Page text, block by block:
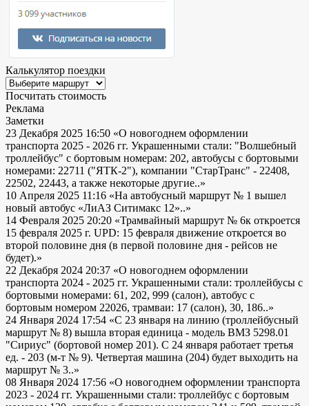
Калькулятор поездки
Посчитать стоимость
Реклама
Заметки
23 Декабря 2025 16:50 «О новогоднем оформлении
транспорта 2025 - 2026 гг. Украшенными стали: "Волшебный
троллейбус" с бортовым номерам: 202, автобусы с бортовыми
номерами: 22711 ("ЯТК-2"), компании "СтарТранс" - 22408,
22502, 22443, а также некоторые другие..»
10 Апреля 2025 11:16 «На автобусный маршрут № 1 вышел
новый автобус «ЛиАЗ Ситимакс 12»..»
14 Февраля 2025 20:20 «Трамвайный маршрут № 6к откроется
15 февраля 2025 г. UPD: 15 февраля движение откроется во
второй половине дня (в первой половине дня - рейсов не
будет).»
22 Декабря 2024 20:37 «О новогоднем оформлении
транспорта 2024 - 2025 гг. Украшенными стали: троллейбусы с
бортовыми номерами: 61, 202, 999 (салон), автобус с
бортовым номером 22026, трамваи: 17 (салон), 30, 186..»
24 Января 2024 17:54 «С 23 января на линию (троллейбусный
маршрут № 8) вышла вторая единица - модель ВМЗ 5298.01
"Сириус" (бортовой номер 201). С 24 января работает третья
ед. - 203 (м-т № 9). Четвертая машина (204) будет выходить на
маршрут № 3..»
08 Января 2024 17:56 «О новогоднем оформлении транспорта
2023 - 2024 гг. Украшенными стали: троллейбус с бортовым